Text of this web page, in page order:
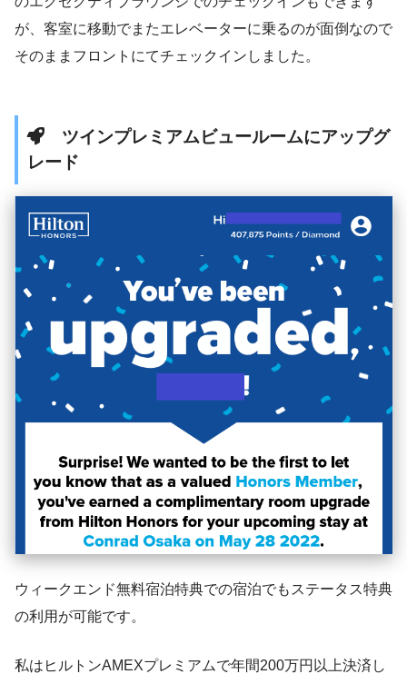
が、客室に移動でまたエレベーターに乗るのが面倒なので
そのままフロントにてチェックインしました。
ツインプレミアムビュールームにアップグ
レード
ウィークエンド無料宿泊特典での宿泊でもステータス特典
の利用が可能です。
私はヒルトンAMEXプレミアムで年間200万円以上決済し